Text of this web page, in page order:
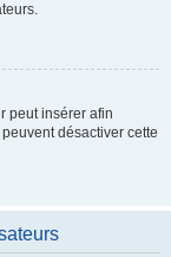
peut insérer afin
désactiver cette